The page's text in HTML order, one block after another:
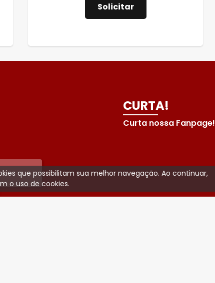
Solicitar
CURTA!
Curta nossa Fanpage!
que possibilitam sua melhor navegação. Ao continuar,
o uso de cookies.